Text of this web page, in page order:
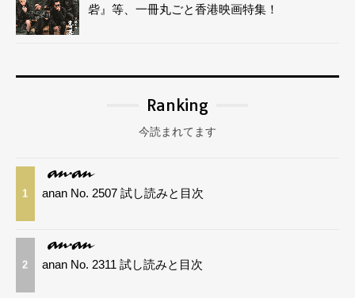
砦』等、一冊丸ごと香港映画特集！
Ranking
今読まれてます
1 anan No. 2507 試し読みと目次
2 anan No. 2311 試し読みと目次